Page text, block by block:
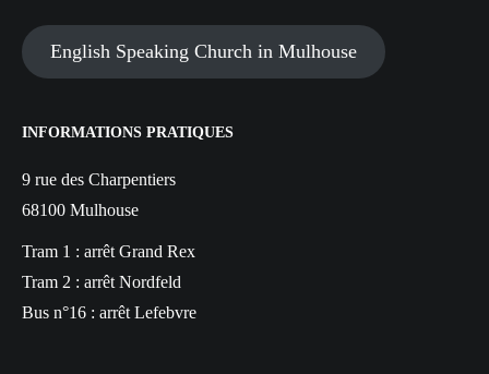
English Speaking Church in Mulhouse
INFORMATIONS PRATIQUES
9 rue des Charpentiers
68100 Mulhouse
Tram 1 : arrêt Grand Rex
Tram 2 : arrêt Nordfeld
Bus n°16 : arrêt Lefebvre